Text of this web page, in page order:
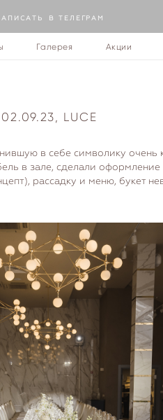
А П И С А Т Ь В Т Е Л Е Г Р А М
Галерея Акции
02.09.23, LUCE
в себе символику очень
в зале, сделали
рассадку и меню, букет